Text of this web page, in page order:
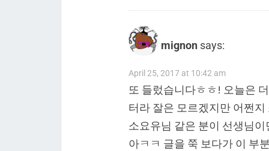
mignon says:
April 25, 2017 at 10:42 am
또 들렀습니다ㅎㅎ! 오늘은
터라 잘은 모르겠지만 어쩐
소요유님 같은 분이 선생님
아ㅋㅋ 글을 쭉 보다가 이 부